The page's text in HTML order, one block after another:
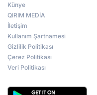
Künye
QIRIM MEDİA
İletişim
Kullanım Şartnamesi
Gizlilik Politikası
Çerez Politikası
Veri Politikası